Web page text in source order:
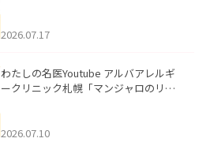
した。
2026.07.17
わたしの名医Youtube アルバアレルギ
ークリニック札幌「マンジャロのリア
た。
2026.07.10